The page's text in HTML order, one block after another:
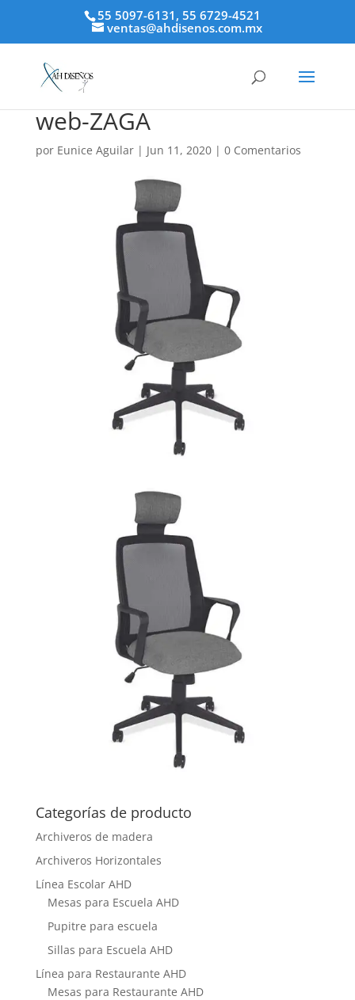
55 5097-6131, 55 6729-4521
ventas@ahdisenos.com.mx
web-ZAGA
por Eunice Aguilar| Jun 11, 2020| 0 Comentarios
Categorías de producto
Archiveros de madera
Archiveros Horizontales
Línea Escolar AHD
Mesas para Escuela AHD
Pupitre para escuela
Sillas para Escuela AHD
Línea para Restaurante AHD
Mesas para Restaurante AHD